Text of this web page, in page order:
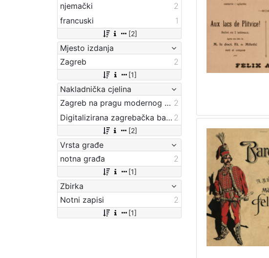
njemački
2
francuski
1
[2]
Mjesto izdanja
Zagreb
2
[1]
Nakladnička cjelina
Zagreb na pragu modernog doba 2
Digitalizirana zagrebačka baština 2
[2]
Vrsta građe
notna građa
2
[1]
Zbirka
Notni zapisi
2
[1]